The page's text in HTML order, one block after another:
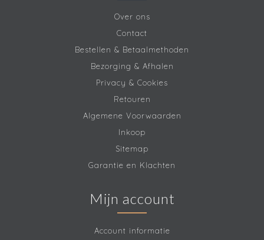
Over ons
Contact
Bestellen & Betaalmethoden
Bezorging & Afhalen
Privacy & Cookies
Retouren
Algemene Voorwaarden
Inkoop
Sitemap
Garantie en Klachten
Mijn account
Account informatie